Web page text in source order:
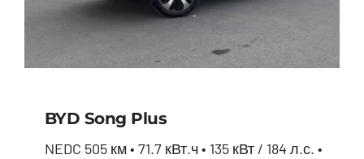
BYD Song Plus
NEDC 505 км • 71.7 кВт.ч • 135 кВт / 184 л.с. •